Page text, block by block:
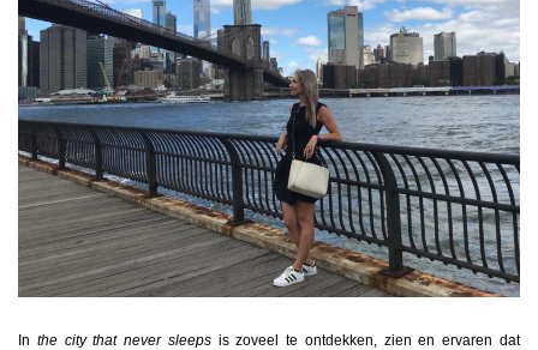
In the city that never sleepsis zoveel te ontdekken, zien en ervaren dat